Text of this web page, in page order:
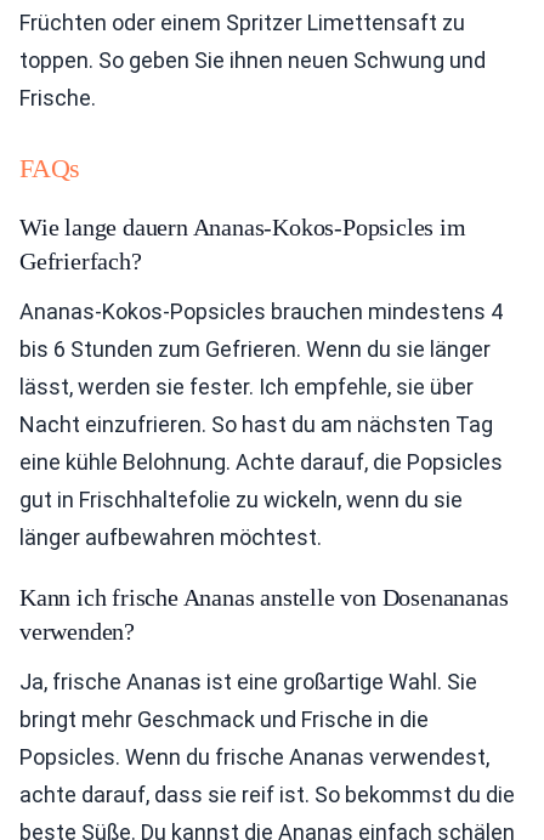
Früchten oder einem Spritzer Limettensaft zu
toppen. So geben Sie ihnen neuen Schwung und
Frische.
FAQs
Wie lange dauern Ananas-Kokos-Popsicles im
Gefrierfach?
Ananas-Kokos-Popsicles brauchen mindestens 4
bis 6 Stunden zum Gefrieren. Wenn du sie länger
lässt, werden sie fester. Ich empfehle, sie über
Nacht einzufrieren. So hast du am nächsten Tag
eine kühle Belohnung. Achte darauf, die Popsicles
gut in Frischhaltefolie zu wickeln, wenn du sie
länger aufbewahren möchtest.
Kann ich frische Ananas anstelle von Dosenananas
verwenden?
Ja, frische Ananas ist eine großartige Wahl. Sie
bringt mehr Geschmack und Frische in die
Popsicles. Wenn du frische Ananas verwendest,
achte darauf, dass sie reif ist. So bekommst du die
beste Süße. Du kannst die Ananas einfach schälen